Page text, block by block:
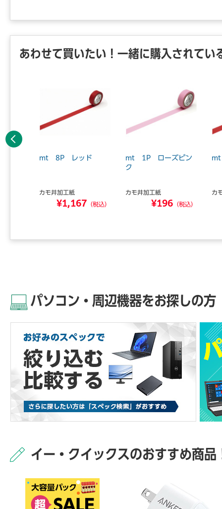
あわせて買いたい！一緒に購入されてい
mt 8P レッド
カモ井加工紙
¥1,167 （税込）
mt 1P ローズピン
ク
カモ井加工紙
¥196 （税込）
カ
前へ
パソコン・周辺機器をお探しの方
イー・クイックスのおすすめ商品